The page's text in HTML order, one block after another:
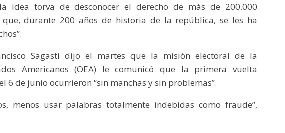
idea torva de desconocer el derecho de más de 200.000
durante 200 años de historia de la república, se les ha
Sagasti dijo el martes que la misión electoral de la
Americanos (OEA) le comunicó que la primera vuelta
6 de junio ocurrieron “sin manchas y sin problemas”.
menos usar palabras totalmente indebidas como fraude”,